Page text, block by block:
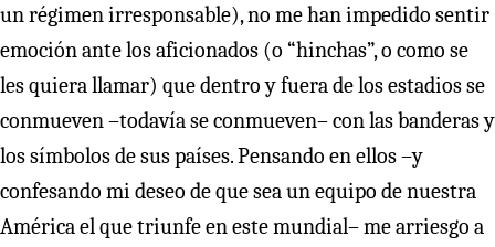
un régimen irresponsable), no me han impedido sentir
emoción ante los aficionados (o “hinchas”, o como se
les quiera llamar) que dentro y fuera de los estadios se
conmueven –todavía se conmueven– con las banderas y
los símbolos de sus países. Pensando en ellos –y
confesando mi deseo de que sea un equipo de nuestra
América el que triunfe en este mundial– me arriesgo a